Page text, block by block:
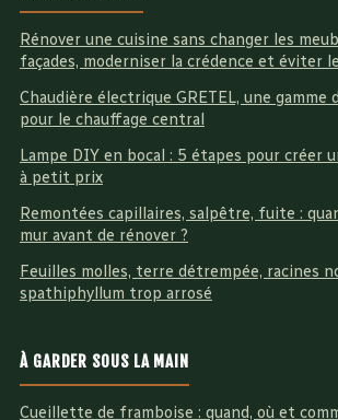
Rénover une cuisine sans changer les
façades, moderniser la crédence et éviter
Chaudière électrique GRETEL, une gamme
pour le chauffage central
Lampe DIY en bocal : 5 étapes pour créer
à petit prix
Remontées capillaires, salpêtre, fuite :
mur avant de rénover ?
Feuilles molles, terre détrempée, racines
spathiphyllum trop arrosé
À GARDER SOUS LA MAIN
Cueillette de framboise : quand, où et